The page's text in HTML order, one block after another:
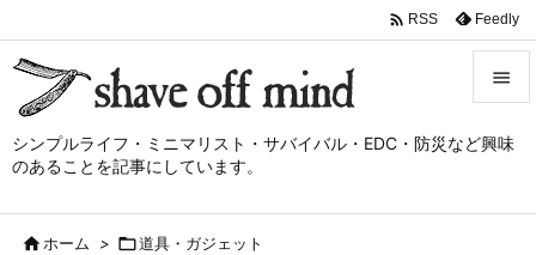
シンプルライフ・ミニマリスト・サバイバル・EDC・防災など興味
のあることを記事にしています。

メニュ
サイド
 RSS Feedly
ホーム > 道具・ガジェット